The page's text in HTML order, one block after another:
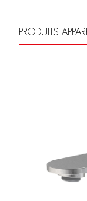
PRODUITS